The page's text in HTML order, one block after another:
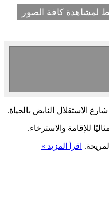
لمشاهدة كافة الصور
الاستقلال النابض بالحياة.
للإقامة والاسترخاء.
اقرأ المزيد »